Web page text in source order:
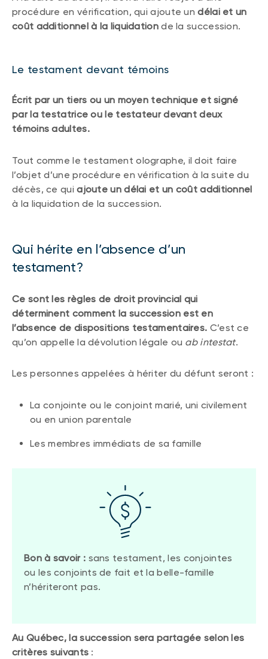
procédure en vérification, qui ajoute undélai et un
coût additionnel à la liquidationde la succession.
Le testament devant témoins
Écrit par un tiers ou un moyen technique et signé
par la testatrice ou le testateur devant deux
témoins adultes.
Tout comme le testament olographe, il doit faire
l’objet d’une procédure en vérification à la suite du
décès, ce quiajoute un délai et un coût additionnel
à la liquidation de la succession.
Qui hérite en l’absence d’un
testament?
Ce sont les règles de droit provincial qui
déterminent comment la succession est en
l’absence de dispositions testamentaires. C’est ce
qu’on appelle la dévolution légale ou ab intestat.
Les personnes appelées à hériter du défunt seront :
La conjointe ou le conjoint marié, uni civilement
ou en union parentale
Les membres immédiats de sa famille
Bon à savoir : sans testament, les conjointes
ou les conjoints de fait et la belle-famille
n’hériteront pas.
Au Québec, la succession sera partagée selon les
critères suivants :